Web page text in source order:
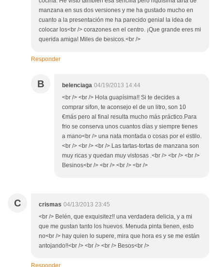
manzana en sus dos versiones y me ha gustado mucho en
cuanto a la presentación me ha parecido genial la idea de
colocar los<br /> corazones en el centro. ¡Que grande eres mi
querida amiga! Miles de besicos.<br />
Responder
B belenciaga 04/19/2013 14:44
<br /> <br /> Hola guapísima!! Si te decides a
comprar sifon, te aconsejo el de un litro, son 10
€más pero al final resulta mucho más práctico.Para
frio se conserva unos cuantos días y siempre tienes
a mano<br /> una nata montada o cosas por el estilo.
<br /> <br /> <br /> Las tartas-tortas de manzana son
muy ricas y quedan muy vistosas .<br /> <br /> <br />
Besinos<br /> <br /> <br /> <br />
C crismas 04/13/2013 23:45
<br /> Belén, que exquisitez!! una verdadera delicia, y a mi
que me gustan tanto los huevos. Menuda pinta tienen, esto
no<br /> hay quien lo supere, mira que hora es y se me están
antojando!!<br /> <br /> <br /> Besos<br />
Responder